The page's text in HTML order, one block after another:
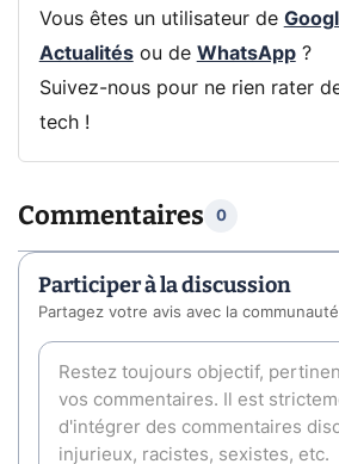
Vous êtes un utilisateur de
Actualitésou de WhatsApp?
Suivez-nous pour ne rien rater
tech !
Commentaires 0
Participer à la discussion
Partagez votre avis avec la